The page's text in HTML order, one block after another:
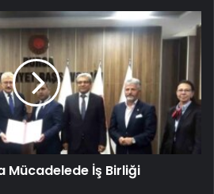
Mücadelede İş Birliği